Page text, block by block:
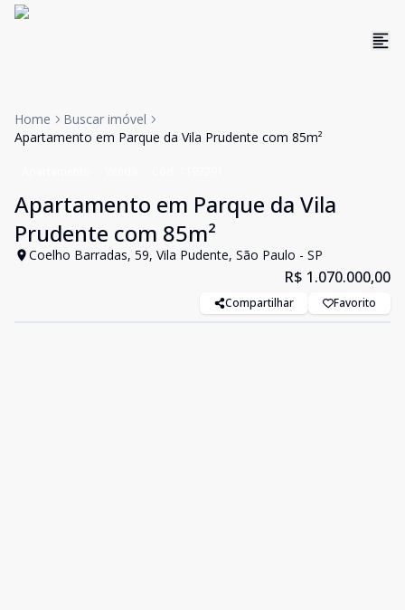
Home
Buscar imóvel
Apartamento em Parque da Vila Prudente com 85m²
Apartamento em Parque da Vila
Prudente com 85m²
Coelho Barradas, 59, Vila Pudente, São Paulo - SP
R$ 1.070.000,00
Compartilhar Favorito